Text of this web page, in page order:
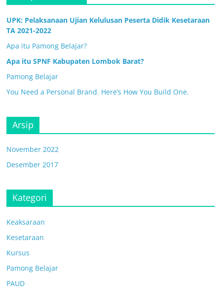
UPK: Pelaksanaan Ujian Kelulusan Peserta Didik Kesetaraan
TA 2021-2022
Apa itu Pamong Belajar?
Apa itu SPNF Kabupaten Lombok Barat?
Pamong Belajar
You Need a Personal Brand. Here’s How You Build One.
Arsip
November 2022
Desember 2017
Kategori
Keaksaraan
Kesetaraan
Kursus
Pamong Belajar
PAUD